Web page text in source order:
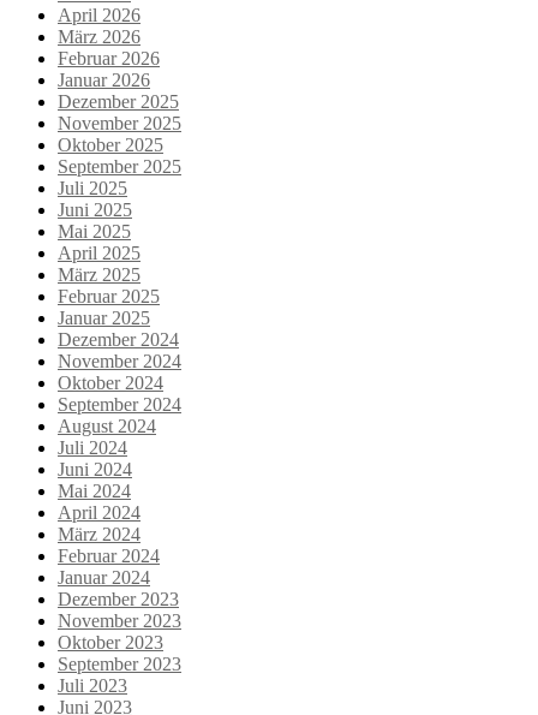
April 2026
März 2026
Februar 2026
Januar 2026
Dezember 2025
November 2025
Oktober 2025
September 2025
Juli 2025
Juni 2025
Mai 2025
April 2025
März 2025
Februar 2025
Januar 2025
Dezember 2024
November 2024
Oktober 2024
September 2024
August 2024
Juli 2024
Juni 2024
Mai 2024
April 2024
März 2024
Februar 2024
Januar 2024
Dezember 2023
November 2023
Oktober 2023
September 2023
Juli 2023
Juni 2023